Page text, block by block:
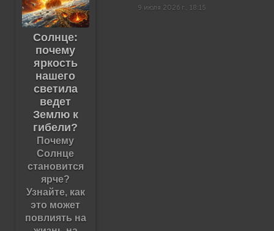
Солнце:
почему
яркость
нашего
светила
ведет
Землю к
гибели?
Почему
Солнце
становится
ярче?
Узнайте, как
это может
повлиять на
9 июля 2026 г., 18:15